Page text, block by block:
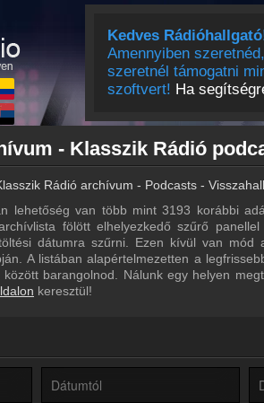
Kedves
Amennyiben
szeretnél támogatni
szoftvert! Ha
Rádió archívum - Podcasts -
lehetőség van több mint 3193 korábbi
fölött elhelyezkedő szűrő
dátumra szűrni. Ezen kívül van mód
A listában alapértelmezetten a
barangolnod. Nálunk egy helyen
keresztül!